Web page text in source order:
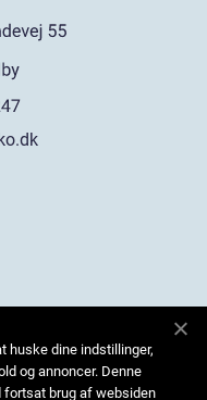
huske dine indstillinger,
og annoncer. Denne
fortsat brug af websiden